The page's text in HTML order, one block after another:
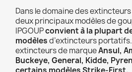
Dans le domaine des
deux principaux modèles de
IPGOUPconvient à la plupart
modèlesd’extincteurs
extincteurs de marqueAnsul,
Buckeye, General, Kidde,